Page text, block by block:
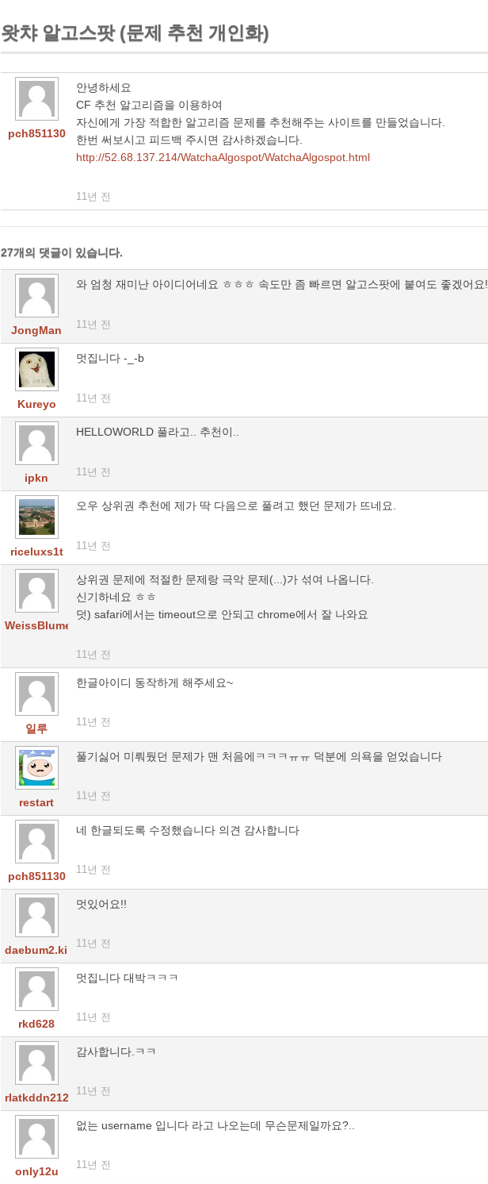
왓챠 알고스팟 (문제 추천 개인화)
pch851130
안녕하세요
CF 추천 알고리즘을 이용하여
자신에게 가장 적합한 알고리즘 문제를 추천해주는 사이트를 만들었습니다.
한번 써보시고 피드백 주시면 감사하겠습니다.
http://52.68.137.214/WatchaAlgospot/WatchaAlgospot.html
11년 전
27개의 댓글이 있습니다.
JongMan
와 엄청 재미난 아이디어네요 ㅎㅎㅎ 속도만 좀 빠르면 알고스팟에 붙여도 좋겠어요!
11년 전
Kureyo
멋집니다 -_-b
11년 전
ipkn
HELLOWORLD 풀라고.. 추천이..
11년 전
riceluxs1t
오우 상위권 추천에 제가 딱 다음으로 풀려고 했던 문제가 뜨네요.
11년 전
WeissBlume
상위권 문제에 적절한 문제랑 극악 문제(...)가 섞여 나옵니다.
신기하네요 ㅎㅎ
덧) safari에서는 timeout으로 안되고 chrome에서 잘 나와요
11년 전
일루
한글아이디 동작하게 해주세요~
11년 전
restart
풀기싫어 미뤄뒀던 문제가 맨 처음에ㅋㅋㅋㅠㅠ 덕분에 의욕을 얻었습니다
11년 전
pch851130
네 한글되도록 수정했습니다 의견 감사합니다
11년 전
daebum2.kim
멋있어요!!
11년 전
rkd628
멋집니다 대박ㅋㅋㅋ
11년 전
rlatkddn212
감사합니다.ㅋㅋ
11년 전
only12u
없는 username 입니다 라고 나오는데 무슨문제일까요?..
11년 전